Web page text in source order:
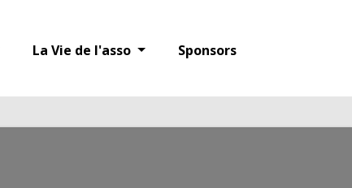
La Vie de l'asso Sponsors